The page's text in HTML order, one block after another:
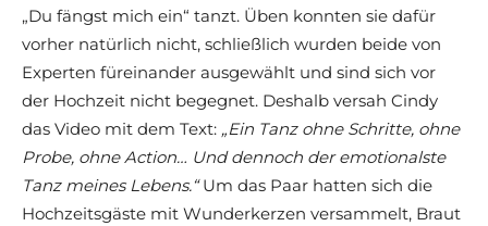
„Du fängst mich ein“ tanzt. Üben konnten sie dafür
vorher natürlich nicht, schließlich wurden beide von
Experten füreinander ausgewählt und sind sich vor
der Hochzeit nicht begegnet. Deshalb versah Cindy
das Video mit dem Text: „Ein Tanz ohne Schritte, ohne
Probe, ohne Action… Und dennoch der emotionalste
Tanz meines Lebens.“Um das Paar hatten sich die
Hochzeitsgäste mit Wunderkerzen versammelt, Braut